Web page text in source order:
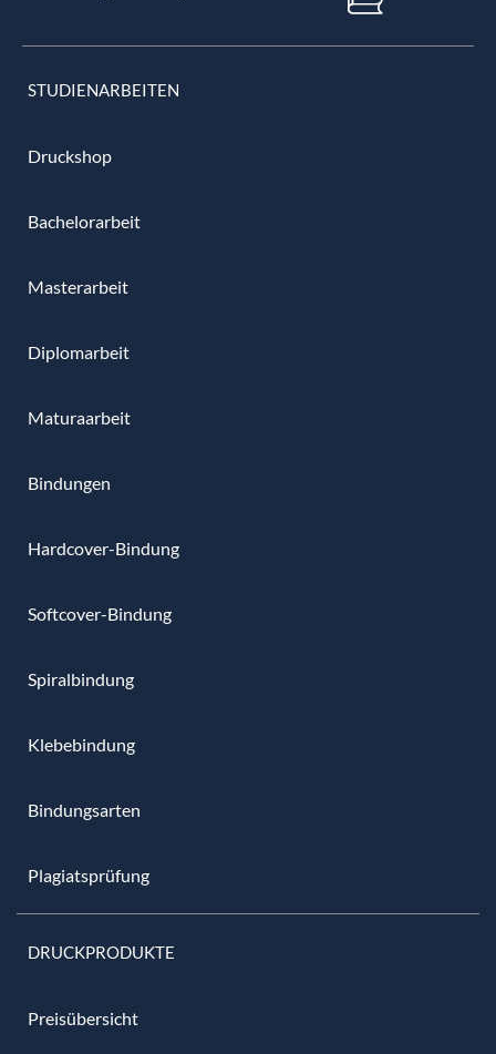
STUDIENARBEITEN
Druckshop
Bachelorarbeit
Masterarbeit
Diplomarbeit
Maturaarbeit
Bindungen
Hardcover-Bindung
Softcover-Bindung
Spiralbindung
Klebebindung
Bindungsarten
Plagiatsprüfung
DRUCKPRODUKTE
Preisübersicht